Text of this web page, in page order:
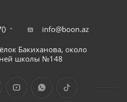
info@boon.az
Бакиханова, около
школы №148